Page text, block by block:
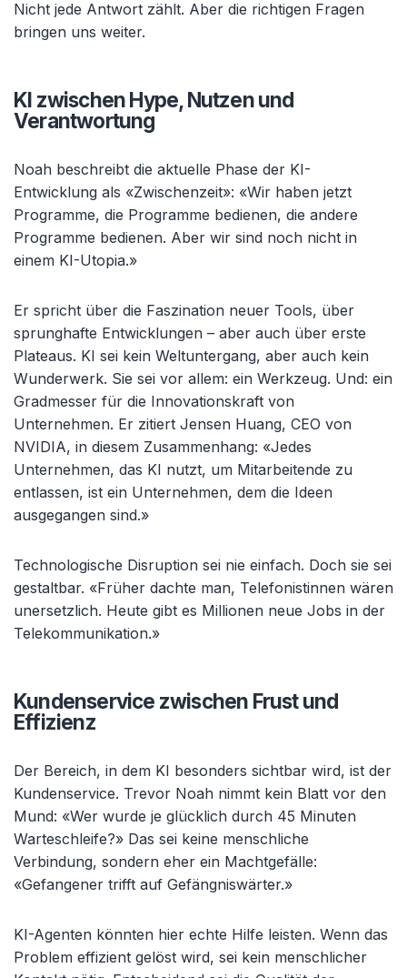
Nicht jede Antwort zählt. Aber die richtigen Fragen
bringen uns weiter.
KI zwischen Hype, Nutzen und
Verantwortung
Noah beschreibt die aktuelle Phase der KI-
Entwicklung als «Zwischenzeit»: «Wir haben jetzt
Programme, die Programme bedienen, die andere
Programme bedienen. Aber wir sind noch nicht in
einem KI-Utopia.»
Er spricht über die Faszination neuer Tools, über
sprunghafte Entwicklungen – aber auch über erste
Plateaus. KI sei kein Weltuntergang, aber auch kein
Wunderwerk. Sie sei vor allem: ein Werkzeug. Und: ein
Gradmesser für die Innovationskraft von
Unternehmen. Er zitiert Jensen Huang, CEO von
NVIDIA, in diesem Zusammenhang: «Jedes
Unternehmen, das KI nutzt, um Mitarbeitende zu
entlassen, ist ein Unternehmen, dem die Ideen
ausgegangen sind.»
Technologische Disruption sei nie einfach. Doch sie sei
gestaltbar. «Früher dachte man, Telefonistinnen wären
unersetzlich. Heute gibt es Millionen neue Jobs in der
Telekommunikation.»
Kundenservice zwischen Frust und
Effizienz
Der Bereich, in dem KI besonders sichtbar wird, ist der
Kundenservice. Trevor Noah nimmt kein Blatt vor den
Mund: «Wer wurde je glücklich durch 45 Minuten
Warteschleife?» Das sei keine menschliche
Verbindung, sondern eher ein Machtgefälle:
«Gefangener trifft auf Gefängniswärter.»
KI-Agenten könnten hier echte Hilfe leisten. Wenn das
Problem effizient gelöst wird, sei kein menschlicher